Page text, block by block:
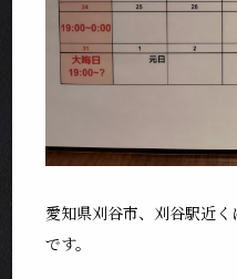
愛知県刈谷市、刈谷駅近
です。